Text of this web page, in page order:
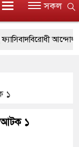
সকল
আন্দোলনে
১
আটক ১